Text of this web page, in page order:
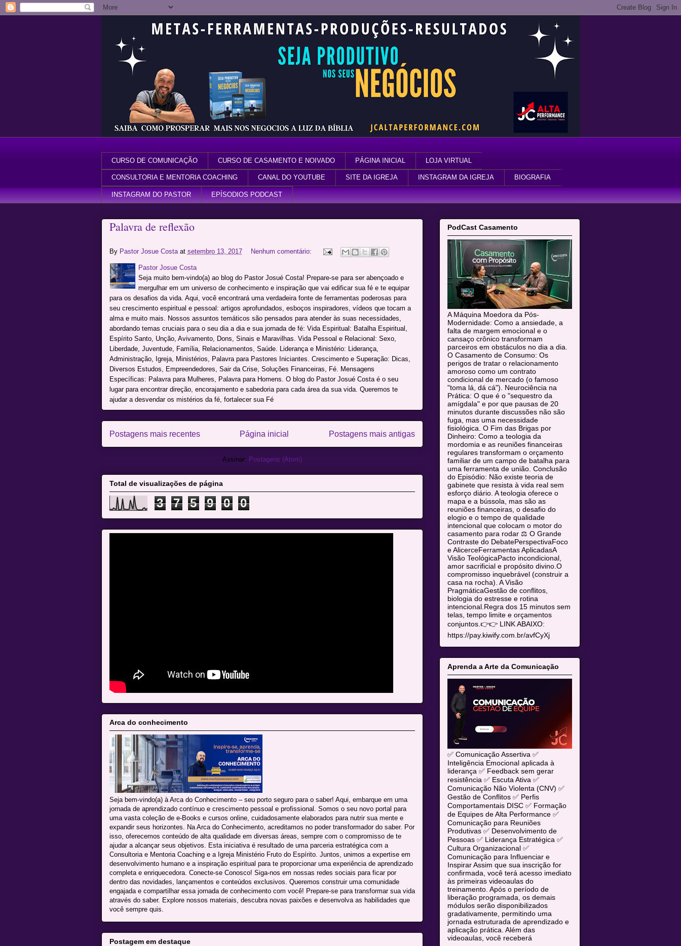
CURSO DE COMUNICAÇÃO CURSO DE CASAMENTO E NOIVADO PÁGINA INICIAL LOJA VIRTUAL
CONSULTORIA E MENTORIA COACHING CANAL DO YOUTUBE SITE DA IGREJA INSTAGRAM DA IGREJA BIOGRAFIA
INSTAGRAM DO PASTOR EPÍSODIOS PODCAST
Palavra de reflexão
By Pastor Josue Costa at setembro 13, 2017 Nenhum comentário:
Pastor Josue Costa
Seja muito bem-vindo(a) ao blog do Pastor Josué Costa! Prepare-se para ser abençoado e
mergulhar em um universo de conhecimento e inspiração que vai edificar sua fé e te equipar
para os desafios da vida. Aqui, você encontrará uma verdadeira fonte de ferramentas poderosas para
seu crescimento espiritual e pessoal: artigos aprofundados, esboços inspiradores, vídeos que tocam a
alma e muito mais. Nossos assuntos temáticos são pensados para atender às suas necessidades,
abordando temas cruciais para o seu dia a dia e sua jornada de fé: Vida Espiritual: Batalha Espiritual,
Espírito Santo, Unção, Avivamento, Dons, Sinais e Maravilhas. Vida Pessoal e Relacional: Sexo,
Liberdade, Juventude, Família, Relacionamentos, Saúde. Liderança e Ministério: Liderança,
Administração, Igreja, Ministérios, Palavra para Pastores Iniciantes. Crescimento e Superação: Dicas,
Diversos Estudos, Empreendedores, Sair da Crise, Soluções Financeiras, Fé. Mensagens
Específicas: Palavra para Mulheres, Palavra para Homens. O blog do Pastor Josué Costa é o seu
lugar para encontrar direção, encorajamento e sabedoria para cada área da sua vida. Queremos te
ajudar a desvendar os mistérios da fé, fortalecer sua Fé
Postagens mais recentes Postagens mais antigas
Página inicial
Assinar: Postagens (Atom)
Total de visualizações de página
3 7 5 9 0 0
Arca do conhecimento
Seja bem-vindo(a) à Arca do Conhecimento – seu porto seguro para o saber! Aqui, embarque em uma
jornada de aprendizado contínuo e crescimento pessoal e profissional. Somos o seu novo portal para
uma vasta coleção de e-Books e cursos online, cuidadosamente elaborados para nutrir sua mente e
expandir seus horizontes. Na Arca do Conhecimento, acreditamos no poder transformador do saber. Por
isso, oferecemos conteúdo de alta qualidade em diversas áreas, sempre com o compromisso de te
ajudar a alcançar seus objetivos. Esta iniciativa é resultado de uma parceria estratégica com a
Consultoria e Mentoria Coaching e a Igreja Ministério Fruto do Espírito. Juntos, unimos a expertise em
desenvolvimento humano e a inspiração espiritual para te proporcionar uma experiência de aprendizado
completa e enriquecedora. Conecte-se Conosco! Siga-nos em nossas redes sociais para ficar por
dentro das novidades, lançamentos e conteúdos exclusivos. Queremos construir uma comunidade
engajada e compartilhar essa jornada de conhecimento com você! Prepare-se para transformar sua vida
através do saber. Explore nossos materiais, descubra novas paixões e desenvolva as habilidades que
você sempre quis.
Postagem em destaque
PodCast Casamento
A Máquina Moedora da Pós-
Modernidade: Como a ansiedade, a
falta de margem emocional e o
cansaço crônico transformam
parceiros em obstáculos no dia a dia.
O Casamento de Consumo: Os
perigos de tratar o relacionamento
amoroso como um contrato
condicional de mercado (o famoso
"toma lá, dá cá"). Neurociência na
Prática: O que é o "sequestro da
amígdala" e por que pausas de 20
minutos durante discussões não são
fuga, mas uma necessidade
fisiológica. O Fim das Brigas por
Dinheiro: Como a teologia da
mordomia e as reuniões financeiras
regulares transformam o orçamento
familiar de um campo de batalha para
uma ferramenta de união. Conclusão
do Episódio: Não existe teoria de
gabinete que resista à vida real sem
esforço diário. A teologia oferece o
mapa e a bússola, mas são as
reuniões financeiras, o desafio do
elogio e o tempo de qualidade
intencional que colocam o motor do
casamento para rodar ⚖️ O Grande
Contraste do DebatePerspectivaFoco
e AlicerceFerramentas AplicadasA
Visão TeológicaPacto incondicional,
amor sacrificial e propósito divino.O
compromisso inquebrável (construir a
casa na rocha). A Visão
PragmáticaGestão de conflitos,
biologia do estresse e rotina
intencional.Regra dos 15 minutos sem
telas, tempo limite e orçamentos
conjuntos.👉👉 LINK ABAIXO:
https://pay.kiwify.com.br/avfCyXj
Aprenda a Arte da Comunicação
✅ Comunicação Assertiva ✅
Inteligência Emocional aplicada à
liderança ✅ Feedback sem gerar
resistência ✅ Escuta Ativa ✅
Comunicação Não Violenta (CNV) ✅
Gestão de Conflitos ✅ Perfis
Comportamentais DISC ✅ Formação
de Equipes de Alta Performance ✅
Comunicação para Reuniões
Produtivas ✅ Desenvolvimento de
Pessoas ✅ Liderança Estratégica ✅
Cultura Organizacional ✅
Comunicação para Influenciar e
Inspirar Assim que sua inscrição for
confirmada, você terá acesso imediato
às primeiras videoaulas do
treinamento. Após o período de
liberação programada, os demais
módulos serão disponibilizados
gradativamente, permitindo uma
jornada estruturada de aprendizado e
aplicação prática. Além das
videoaulas, você receberá